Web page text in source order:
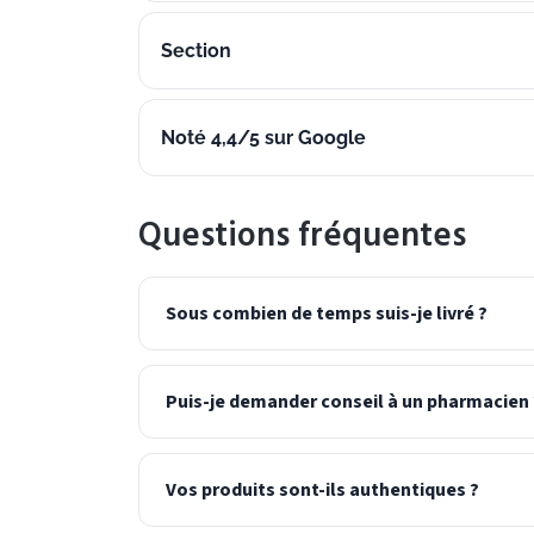
Section
Noté 4,4/5 sur Google
Questions fréquentes
Sous combien de temps suis-je livré ?
Puis-je demander conseil à un pharmacien
Vos produits sont-ils authentiques ?